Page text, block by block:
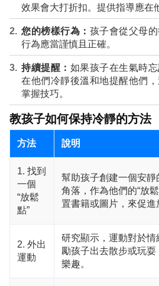
效果會大打折扣。提供指導應在
您的榜樣行為： 孩子會從父母
行為應當謹慎且正確。
持續提醒： 如果孩子在生氣時
在他們冷靜後溫和地提醒他們
掌握技巧。
教孩子如何保持冷靜的方法
方法 說明
1. 找到
一個
“放鬆
點”
幫助孩子創建一個安
角落，作為他們的“放
置書籍或圖片，來促進
2. 外出
運動
研究顯示，運動對於
勵孩子出去散步或玩
樂趣。